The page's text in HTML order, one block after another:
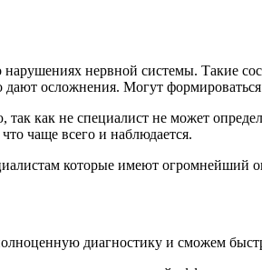
нервной системы. Такие
дают осложнения. Могут
как не специалист не может
чаще всего и наблюдается.
которые имеют огромнейший
диагностику и сможем